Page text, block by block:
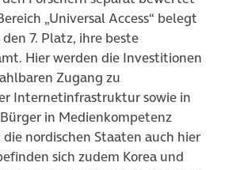
„Universal Access“ belegt
7. Platz, ihre beste
Hier werden die Investitionen
Zugang zu
Internetinfrastruktur sowie in
in Medienkompetenz
nordischen Staaten auch hier
sich zudem Korea und